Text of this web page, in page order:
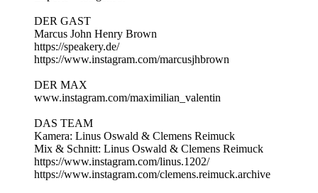
DER GAST
Marcus John Henry Brown
https://speakery.de/
https://www.instagram.com/marcusjhbrown
DER MAX
www.instagram.com/maximilian_valentin
DAS TEAM
Kamera: Linus Oswald & Clemens Reimuck
Mix & Schnitt: Linus Oswald & Clemens Reimuck
https://www.instagram.com/linus.1202/
https://www.instagram.com/clemens.reimuck.archive